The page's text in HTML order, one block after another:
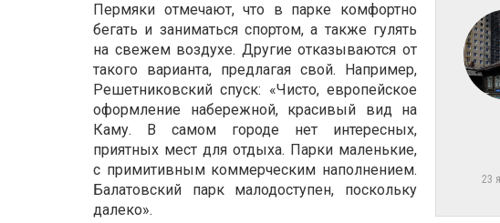
23
Пермяки отмечают, что в парке комфортно
бегать и заниматься спортом, а также гулять
на свежем воздухе. Другие отказываются от
такого варианта, предлагая свой. Например,
Решетниковский спуск: «Чисто, европейское
оформление набережной, красивый вид на
Каму. В самом городе нет интересных,
приятных мест для отдыха. Парки маленькие,
с примитивным коммерческим наполнением.
Балатовский парк малодоступен, поскольку
далеко».